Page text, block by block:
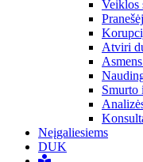
Veiklos
Atviri
Smurto
Neįgaliesiems
DUK